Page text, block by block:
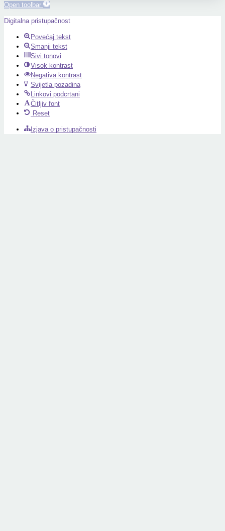
Open toolbar
Digitalna pristupačnost
Povećaj tekst
Smanji tekst
Sivi tonovi
Visok kontrast
Negativa kontrast
Svijetla pozadina
Linkovi podcrtani
Čitljiv font
Reset
Izjava o pristupačnosti